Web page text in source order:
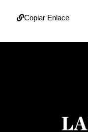
Copiar Enlace